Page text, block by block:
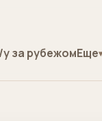
за рубежомЕще